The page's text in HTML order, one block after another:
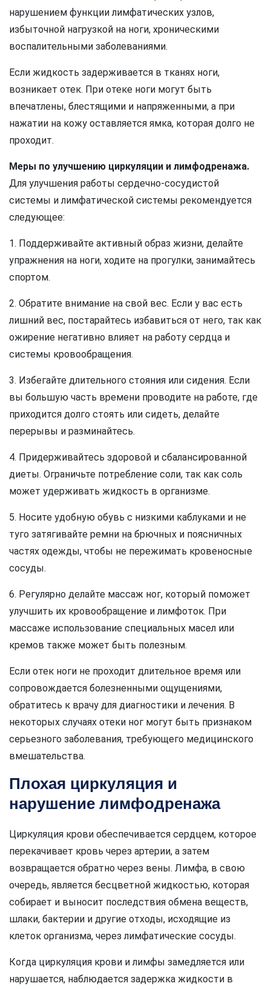
нарушением функции лимфатических узлов,
избыточной нагрузкой на ноги, хроническими
воспалительными заболеваниями.
Если жидкость задерживается в тканях ноги,
возникает отек. При отеке ноги могут быть
впечатлены, блестящими и напряженными, а при
нажатии на кожу оставляется ямка, которая долго не
проходит.
Меры по улучшению циркуляции и лимфодренажа.
Для улучшения работы сердечно-сосудистой
системы и лимфатической системы рекомендуется
следующее:
1. Поддерживайте активный образ жизни, делайте
упражнения на ноги, ходите на прогулки, занимайтесь
спортом.
2. Обратите внимание на свой вес. Если у вас есть
лишний вес, постарайтесь избавиться от него, так как
ожирение негативно влияет на работу сердца и
системы кровообращения.
3. Избегайте длительного стояния или сидения. Если
вы большую часть времени проводите на работе, где
приходится долго стоять или сидеть, делайте
перерывы и разминайтесь.
4. Придерживайтесь здоровой и сбалансированной
диеты. Ограничьте потребление соли, так как соль
может удерживать жидкость в организме.
5. Носите удобную обувь с низкими каблуками и не
туго затягивайте ремни на брючных и поясничных
частях одежды, чтобы не пережимать кровеносные
сосуды.
6. Регулярно делайте массаж ног, который поможет
улучшить их кровообращение и лимфоток. При
массаже использование специальных масел или
кремов также может быть полезным.
Если отек ноги не проходит длительное время или
сопровождается болезненными ощущениями,
обратитесь к врачу для диагностики и лечения. В
некоторых случаях отеки ног могут быть признаком
серьезного заболевания, требующего медицинского
вмешательства.
Плохая циркуляция и
нарушение лимфодренажа
Циркуляция крови обеспечивается сердцем, которое
перекачивает кровь через артерии, а затем
возвращается обратно через вены. Лимфа, в свою
очередь, является бесцветной жидкостью, которая
собирает и выносит последствия обмена веществ,
шлаки, бактерии и другие отходы, исходящие из
клеток организма, через лимфатические сосуды.
Когда циркуляция крови и лимфы замедляется или
нарушается, наблюдается задержка жидкости в